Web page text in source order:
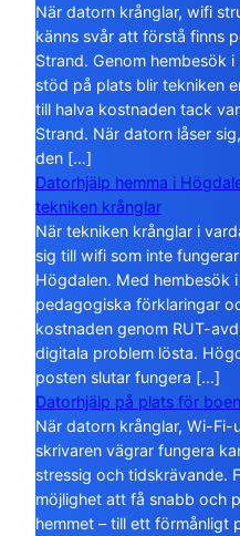
När datorn krånglar, wifi
känns svår att förstå finns
Strand. Genom hembesök
stöd på plats blir tekniken
till halva kostnaden tack
Strand. När datorn låser
den […]
Datorhjälp hemma i
tekniken krånglar
När tekniken krånglar i
sig till wifi som inte
Högdalen. Med hembesök
pedagogiska förklaringar
kostnaden genom RUT-
digitala problem lösta.
posten slutar fungera […]
Datorhjälp på plats för
När datorn krånglar, Wi-
skrivaren vägrar fungera
stressig och tidskrävande.
möjlighet att få snabb och
hemmet – till ett förmånligt